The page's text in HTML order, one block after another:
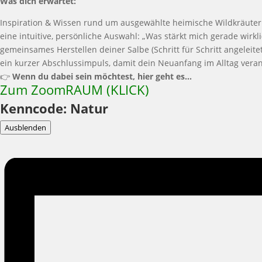
Inspiration & Wissen rund um ausgewählte heimische Wildkräuter
eine intuitive, persönliche Auswahl: „Was stärkt mich gerade
gemeinsames Herstellen deiner Salbe (Schritt für Schritt
ein kurzer Abschlussimpuls, damit dein Neuanfang im Alltag
👉 Wenn du dabei sein möchtest, hier geht es…
Zum ZoomRAUM (KLICK)
Kenncode: Natur
Ausblenden